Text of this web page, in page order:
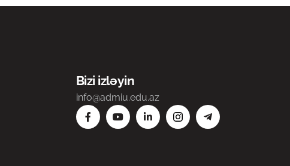
Bizi izləyin
info@admiu.edu.az